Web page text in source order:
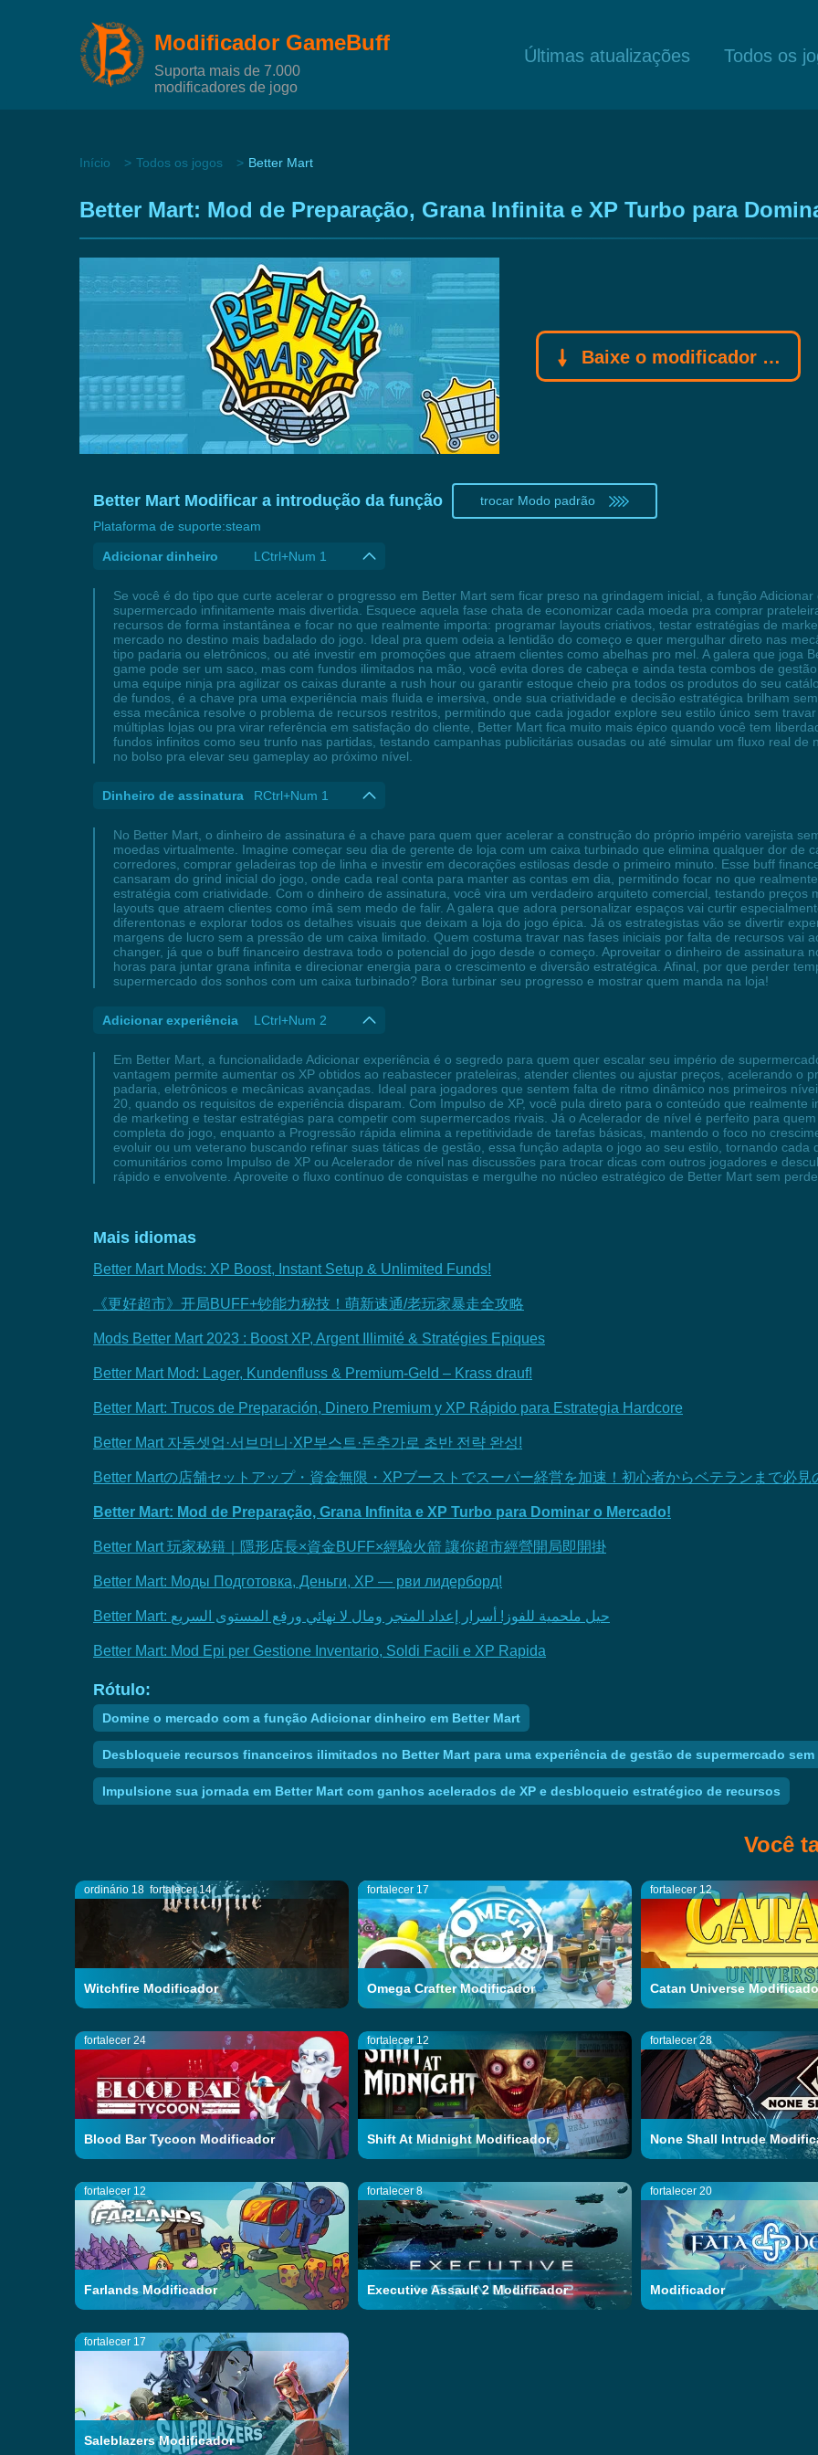
Modificador GameBuff
Suporta mais de 7.000
modificadores de jogo
Últimas atualizações Todos os
Início Todos os jogos Better Mart
Better Mart: Mod de Preparação, Grana Infinita e XP Turbo para
Baixe o modificador Gamebuff
Better Mart Modificar a introdução da função
trocar Modo padrão
Plataforma de suporte:steam
Adicionar dinheiro LCtrl+Num 1
Se você é do tipo que curte acelerar o progresso em Better Mart sem ficar preso na grindagem inicial, a função
supermercado infinitamente mais divertida. Esquece aquela fase chata de economizar cada moeda pra comprar
recursos de forma instantânea e focar no que realmente importa: programar layouts criativos, testar estratégias de
mercado no destino mais badalado do jogo. Ideal pra quem odeia a lentidão do começo e quer mergulhar direto nas
tipo padaria ou eletrônicos, ou até investir em promoções que atraem clientes como abelhas pro mel. A galera que joga
game pode ser um saco, mas com fundos ilimitados na mão, você evita dores de cabeça e ainda testa combos de
uma equipe ninja pra agilizar os caixas durante a rush hour ou garantir estoque cheio pra todos os produtos do seu
de fundos, é a chave pra uma experiência mais fluida e imersiva, onde sua criatividade e decisão estratégica brilham
essa mecânica resolve o problema de recursos restritos, permitindo que cada jogador explore seu estilo único sem
múltiplas lojas ou pra virar referência em satisfação do cliente, Better Mart fica muito mais épico quando você tem
fundos infinitos como seu trunfo nas partidas, testando campanhas publicitárias ousadas ou até simular um fluxo real
no bolso pra elevar seu gameplay ao próximo nível.
Dinheiro de assinatura RCtrl+Num 1
No Better Mart, o dinheiro de assinatura é a chave para quem quer acelerar a construção do próprio império varejista
moedas virtualmente. Imagine começar seu dia de gerente de loja com um caixa turbinado que elimina qualquer dor de
corredores, comprar geladeiras top de linha e investir em decorações estilosas desde o primeiro minuto. Esse buff
cansaram do grind inicial do jogo, onde cada real conta para manter as contas em dia, permitindo focar no que
estratégia com criatividade. Com o dinheiro de assinatura, você vira um verdadeiro arquiteto comercial, testando preços
layouts que atraem clientes como ímã sem medo de falir. A galera que adora personalizar espaços vai curtir
diferentonas e explorar todos os detalhes visuais que deixam a loja do jogo épica. Já os estrategistas vão se divertir
margens de lucro sem a pressão de um caixa limitado. Quem costuma travar nas fases iniciais por falta de recursos vai
changer, já que o buff financeiro destrava todo o potencial do jogo desde o começo. Aproveitar o dinheiro de assinatura
horas para juntar grana infinita e direcionar energia para o crescimento e diversão estratégica. Afinal, por que perder
supermercado dos sonhos com um caixa turbinado? Bora turbinar seu progresso e mostrar quem manda na loja!
Adicionar experiência LCtrl+Num 2
Em Better Mart, a funcionalidade Adicionar experiência é o segredo para quem quer escalar seu império de
vantagem permite aumentar os XP obtidos ao reabastecer prateleiras, atender clientes ou ajustar preços, acelerando o
padaria, eletrônicos e mecânicas avançadas. Ideal para jogadores que sentem falta de ritmo dinâmico nos primeiros
20, quando os requisitos de experiência disparam. Com Impulso de XP, você pula direto para o conteúdo que
de marketing e testar estratégias para competir com supermercados rivais. Já o Acelerador de nível é perfeito para
completa do jogo, enquanto a Progressão rápida elimina a repetitividade de tarefas básicas, mantendo o foco no
evoluir ou um veterano buscando refinar suas táticas de gestão, essa função adapta o jogo ao seu estilo, tornando cada
comunitários como Impulso de XP ou Acelerador de nível nas discussões para trocar dicas com outros jogadores e
rápido e envolvente. Aproveite o fluxo contínuo de conquistas e mergulhe no núcleo estratégico de Better Mart sem
Mais idiomas
Better Mart Mods: XP Boost, Instant Setup & Unlimited Funds!
《更好超市》开局BUFF+钞能力秘技！萌新速通/老玩家暴走全攻略
Mods Better Mart 2023 : Boost XP, Argent Illimité & Stratégies Epiques
Better Mart Mod: Lager, Kundenfluss & Premium-Geld – Krass drauf!
Better Mart: Trucos de Preparación, Dinero Premium y XP Rápido para Estrategia Hardcore
Better Mart 자동셋업·서브머니·XP부스트·돈추가로 초반 전략 완성!
Better Martの店舗セットアップ・資金無限・XPブーストでスーパー経営を加速！初心者からベテランまで必見
Better Mart: Mod de Preparação, Grana Infinita e XP Turbo para Dominar o Mercado!
Better Mart 玩家秘籍｜隱形店長×資金BUFF×經驗火箭 讓你超市經營開局即開掛
Better Mart: Моды Подготовка, Деньги, XP — рви лидерборд!
Better Mart: حيل ملحمية للفوز! أسرار إعداد المتجر ومال لا نهائي ورفع المستوى السريع
Better Mart: Mod Epi per Gestione Inventario, Soldi Facili e XP Rapida
Rótulo:
Domine o mercado com a função Adicionar dinheiro em Better Mart
Desbloqueie recursos financeiros ilimitados no Better Mart para uma experiência de gestão de supermercado sem
Impulsione sua jornada em Better Mart com ganhos acelerados de XP e desbloqueio estratégico de recursos
Você
ordinário 18 fortalecer 14
Witchfire Modificador
fortalecer 17
Omega Crafter Modificador
fortalecer 12
Catan Universe
fortalecer 24
Blood Bar Tycoon Modificador
fortalecer 12
Shift At Midnight Modificador
fortalecer 28
None Shall Intrude
fortalecer 12
Farlands Modificador
fortalecer 8
Executive Assault 2 Modificador
fortalecer 20
Modificador
fortalecer 17
Saleblazers Modificador